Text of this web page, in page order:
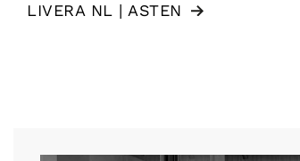
LIVERA NL | ASTEN